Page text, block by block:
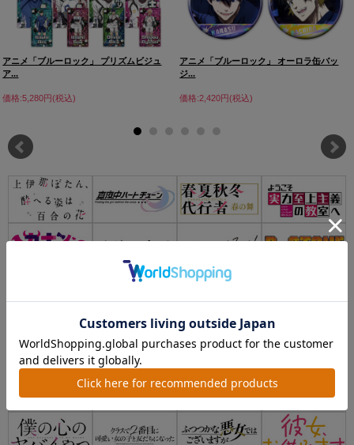
アニメ「ブルーロック」 プリズムビジュ
ア...
価格:5,280円(税込)
アニメ「ブルーロック」 オーロラ缶バッ
ジ...
価格:2,420円(税込)